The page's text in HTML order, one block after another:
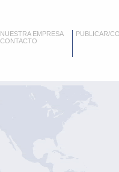
NUESTRA EMPRESA
CONTACTO
PUBLICAR/